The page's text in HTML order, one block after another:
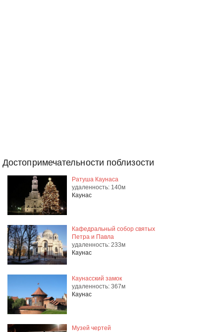
Достопримечательности поблизости
Ратуша Каунаса
удаленность: 140м
Каунас
Кафедральный собор святых
Петра и Павла
удаленность: 233м
Каунас
Каунасский замок
удаленность: 367м
Каунас
Музей чертей